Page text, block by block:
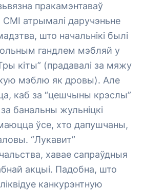
пракамэнтаваў
СМІ атрымалі даручэньне
што начальнікі былі
гандлем мэбляй у
кіты” (прадавалі за мяжу
мэблю як дровы). Але
каб за “цешчыны крэслы”
банальны жульніцкі
ўсе, хто дапушчаны,
“Лукавит”
хавае сапраўдныя
акцыі. Падобна, што
канкурэнтную